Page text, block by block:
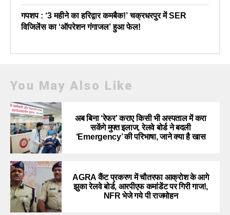
गपशप : ‘3 महीने का हरिद्वार कमबैक!’ चक्रधरपुर में SER
विजिलेंस का ‘ऑपरेशन गंगाजल’ हुआ फेल!
You May Also Like
अब बिना ‘रेफर’ कराए किसी भी अस्पताल में करा
सकेंगे मुफ्त इलाज, रेलवे बोर्ड ने बदली
‘Emergency’ की परिभाषा, जाने क्या है खास
AGRA कैंट प्रकरण में चौतरफा आक्रोश के आगे
झुका रेलवे बोर्ड, आरपीएफ कमांडेंट पर गिरी गाज!,
NFR भेजे गये पी राजमोहन